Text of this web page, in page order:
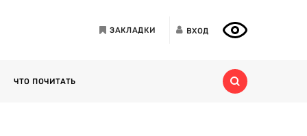
ЗАКЛАДКИ ВХОД
ЧТО ПОЧИТАТЬ